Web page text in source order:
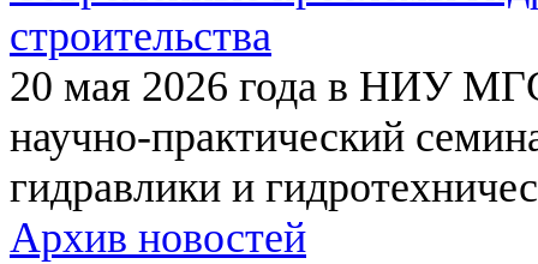
строительства
20 мая 2026 года в НИУ
научно-практический
гидравлики и
Архив новостей